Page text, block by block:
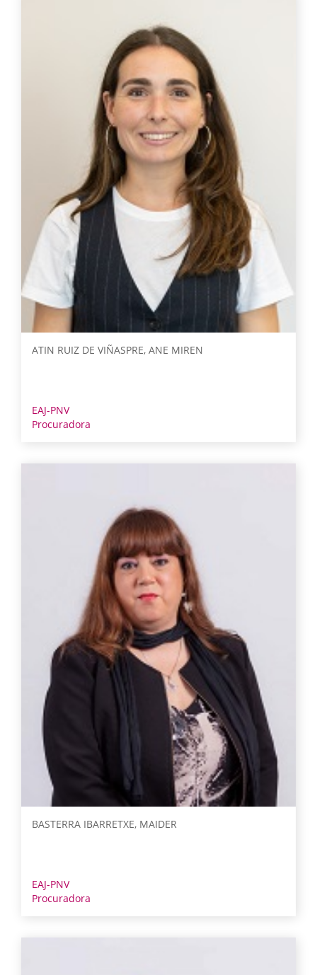
ATIN RUIZ DE VIÑASPRE, ANE MIREN
EAJ-PNV
Procuradora
BASTERRA IBARRETXE, MAIDER
EAJ-PNV
Procuradora